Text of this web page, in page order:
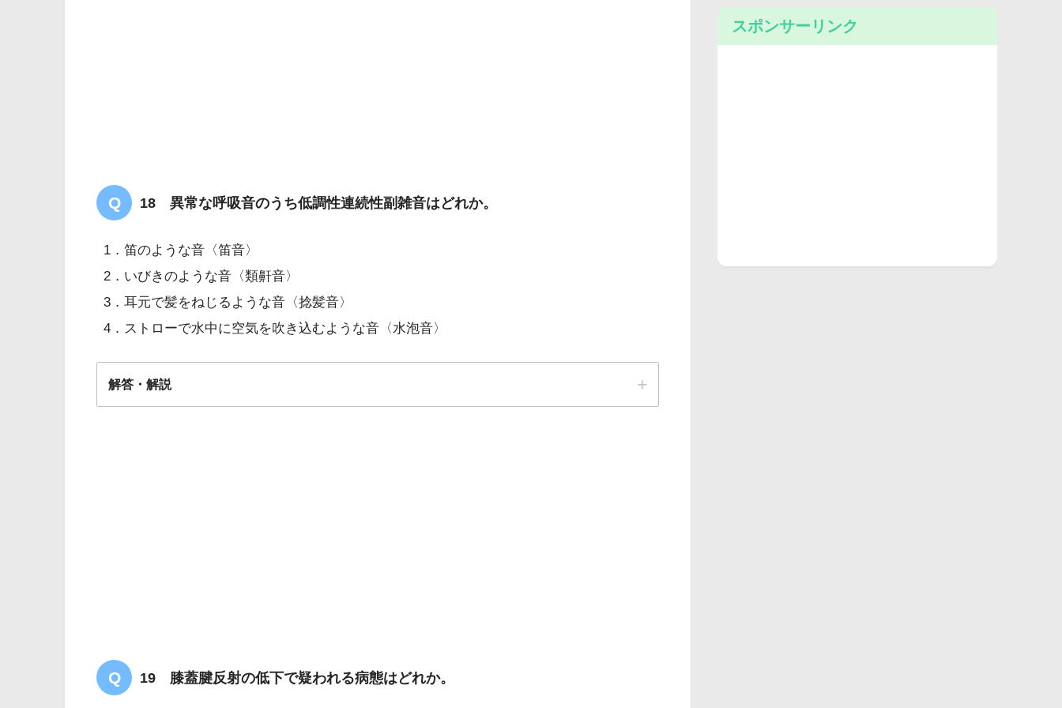
消化性潰瘍のある患者
18 異常な呼吸音のうち低調性連続性副雑音はどれか。
1．笛のような音〈笛音〉
2．いびきのような音〈類鼾音〉
3．耳元で髪をねじるような音〈捻髪音〉
4．ストローで水中に空気を吹き込むような音〈水泡音〉
解答・解説
19 膝蓋腱反射の低下で疑われる病態はどれか。
スポンサーリンク